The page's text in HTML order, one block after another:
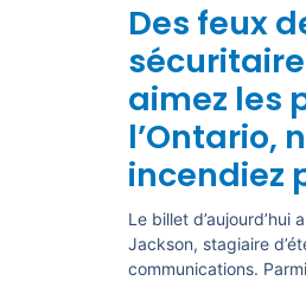
Des feux
aimez les
l’Ontario,
incendiez
Le billet d’aujourd’hui
Jackson, stagiaire
communications.